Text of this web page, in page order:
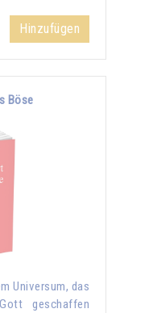
Hinzufügen
Böse
Universum, das
geschaffen